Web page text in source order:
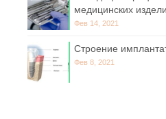
медицинских
Фев 14, 2021
Строение
Фев 8, 2021